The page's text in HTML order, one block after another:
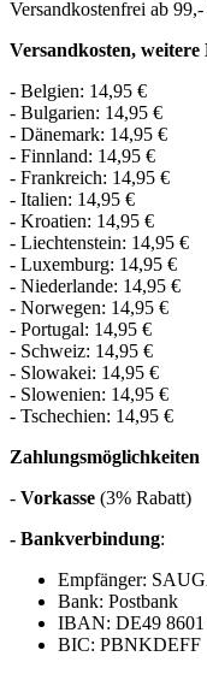
Versandkostenfrei ab 99,-
Versandkosten,
- Belgien: 14,95 €
- Bulgarien: 14,95 €
- Dänemark: 14,95 €
- Finnland: 14,95 €
- Frankreich: 14,95 €
- Italien: 14,95 €
- Kroatien: 14,95 €
- Liechtenstein: 14,95 €
- Luxemburg: 14,95 €
- Niederlande: 14,95 €
- Norwegen: 14,95 €
- Portugal: 14,95 €
- Schweiz: 14,95 €
- Slowakei: 14,95 €
- Slowenien: 14,95 €
- Tschechien: 14,95 €
Zahlungsmöglichkeiten
- Vorkasse (3% Rabatt)
- Bankverbindung:
Empfänger:
Bank: Postbank
IBAN: DE49 8601
BIC: PBNKDEFF